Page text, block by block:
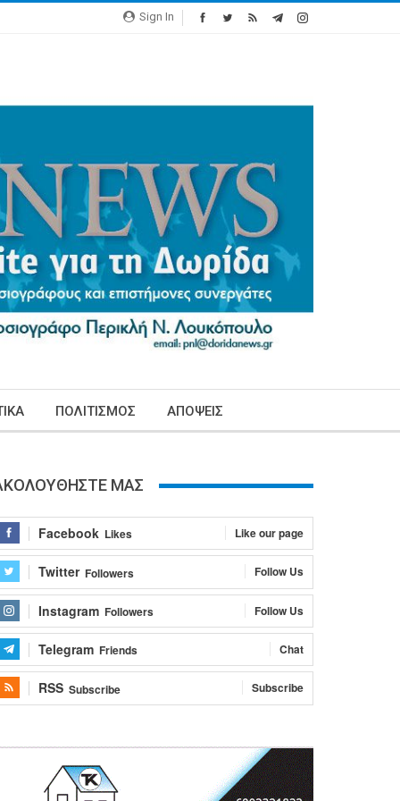
Sign In
ΠΟΛΙΤΙΣΜΟΣ ΑΠΟΨΕΙΣ
ΜΑΣ
Facebook Likes Like our page
Twitter Followers Follow Us
Instagram Followers Follow Us
Telegram Friends Chat
RSS Subscribe Subscribe